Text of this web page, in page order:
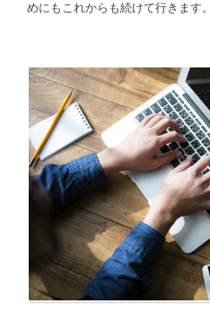
めにもこれからも続けて行きます。